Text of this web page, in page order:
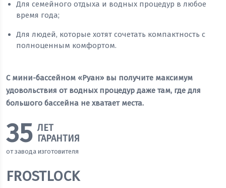
Для семейного отдыха и водных процедур в любое
время года;
Для людей, которые хотят сочетать компактность с
полноценным комфортом.
С мини-бассейном «Руан» вы получите максимум
удовольствия от водных процедур даже там, где для
большого бассейна не хватает места.
35 ЛЕТ
ГАРАНТИЯ
от завода изготовителя
FROSTLOCK